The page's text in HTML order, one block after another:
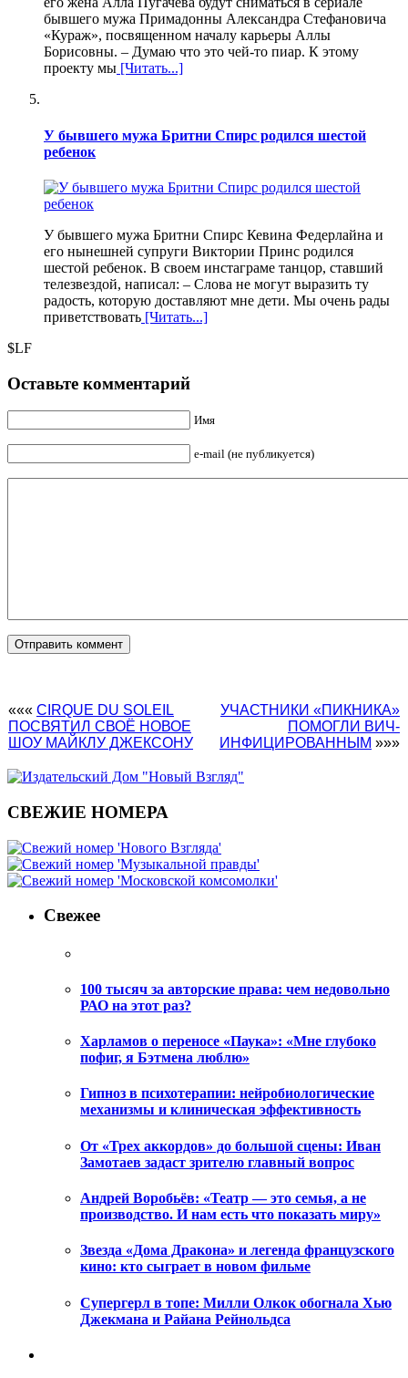
бывшего мужа Примадонны Александра Стефановича
«Кураж», посвященном началу карьеры Аллы
Борисовны. – Думаю что это чей-то пиар. К этому
проекту мы [Читать...]
У бывшего мужа Бритни Спирс родился шестой
ребенок
У бывшего мужа Бритни Спирс Кевина Федерлайна и
его нынешней супруги Виктории Принс родился
шестой ребенок. В своем инстаграме танцор, ставший
телезвездой, написал: – Слова не могут выразить ту
радость, которую доставляют мне дети. Мы очень рады
приветствовать [Читать...]
$LF
Оставьте комментарий
Имя
e-mail (не публикуется)
««« CIRQUE DU SOLEIL
ПОСВЯТИЛ СВОЁ НОВОЕ
ШОУ МАЙКЛУ ДЖЕКСОНУ
УЧАСТНИКИ «ПИКНИКА»
ПОМОГЛИ ВИЧ-
ИНФИЦИРОВАННЫМ »»»
СВЕЖИЕ НОМЕРА
Свежее
100 тысяч за авторские права: чем недовольно
РАО на этот раз?
Харламов о переносе «Паука»: «Мне глубоко
пофиг, я Бэтмена люблю»
Гипноз в психотерапии: нейробиологические
механизмы и клиническая эффективность
От «Трех аккордов» до большой сцены: Иван
Замотаев задаст зрителю главный вопрос
Андрей Воробьёв: «Театр — это семья, а не
производство. И нам есть что показать миру»
Звезда «Дома Дракона» и легенда французского
кино: кто сыграет в новом фильме
Супергерл в топе: Милли Олкок обогнала Хью
Джекмана и Райана Рейнольдса